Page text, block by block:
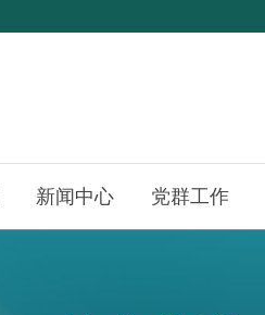
新闻中心 党群工作